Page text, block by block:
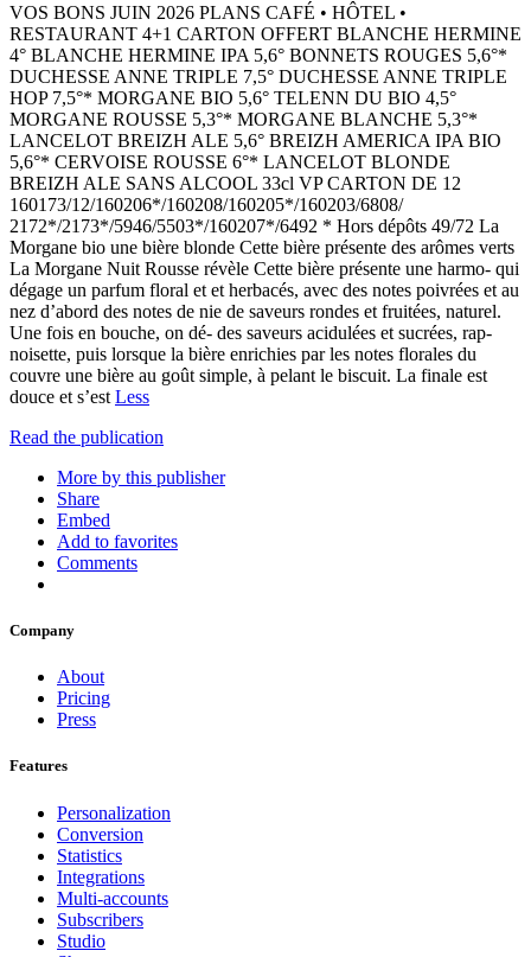
VOS BONS JUIN 2026 PLANS CAFÉ • ​HÔTEL • ​
RESTAURANT 4+1 CARTON OFFERT BLANCHE HERMINE
4° BLANCHE HERMINE IPA 5,6° BONNETS ROUGES 5,6°*
DUCHESSE ANNE TRIPLE 7,5° DUCHESSE ANNE TRIPLE
HOP 7,5°* MORGANE BIO 5,6° TELENN DU BIO 4,5°
MORGANE ROUSSE 5,3°* MORGANE BLANCHE 5,3°*
LANCELOT BREIZH ALE 5,6° BREIZH AMERICA IPA BIO
5,6°* CERVOISE ROUSSE 6°* LANCELOT BLONDE
BREIZH ALE SANS ALCOOL 33cl VP CARTON DE 12
160173/12/160206*/160208/160205*/160203/6808/
2172*/2173*/5946/5503*/160207*/6492 * Hors dépôts 49/72 La
Morgane bio une bière blonde Cette bière présente des arômes verts
La Morgane Nuit Rousse révèle Cette bière présente une harmo- qui
dégage un parfum floral et et herbacés, avec des notes poivrées et au
nez d’abord des notes de nie de saveurs rondes et fruitées, naturel.
Une fois en bouche, on dé- des saveurs acidulées et sucrées, rap-
noisette, puis lorsque la bière enrichies par les notes florales du
couvre une bière au goût simple, à pelant le biscuit. La finale est
douce et s’est Less
Read the publication
More by this publisher
Share
Embed
Add to favorites
Comments
Company
About
Pricing
Press
Features
Personalization
Conversion
Statistics
Integrations
Multi-accounts
Subscribers
Studio